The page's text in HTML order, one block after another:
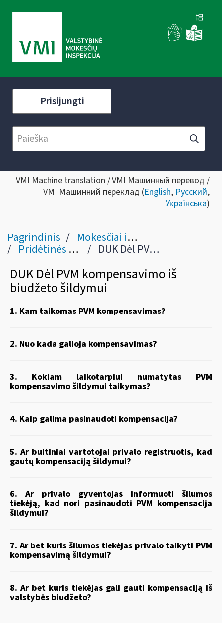
Prisijungti
VMI Machine translation / VMI Машинный перевод /
VMI Машинний переклад (English, Русский,
Українська)
Pagrindinis Mokesčiai ir jų dydžiai
Pridėtinės vertės mokestis DUK Dėl PVM kompensavimo iš biudžeto šildymui
DUK Dėl PVM kompensavimo iš
biudžeto šildymui
1. Kam taikomas PVM kompensavimas?
2. Nuo kada galioja kompensavimas?
3. Kokiam laikotarpiui numatytas PVM
kompensavimo šildymui taikymas?
4. Kaip galima pasinaudoti kompensacija?
5. Ar buitiniai vartotojai privalo registruotis, kad
gautų kompensaciją šildymui?
6. Ar privalo gyventojas informuoti šilumos
tiekėją, kad nori pasinaudoti PVM kompensacija
šildymui?
7. Ar bet kuris šilumos tiekėjas privalo taikyti PVM
kompensavimą šildymui?
8. Ar bet kuris tiekėjas gali gauti kompensaciją iš
valstybės biudžeto?